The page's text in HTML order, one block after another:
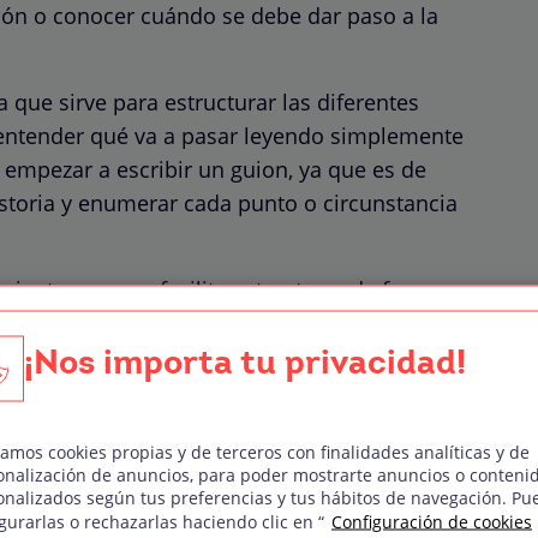
o conocer cuándo se debe dar paso a la
que sirve para estructurar las diferentes
qué va a pasar leyendo simplemente
a escribir un guion, ya que es de
y enumerar cada punto o circunstancia
que nos facilita estructurar de forma
de un programa de televisión, de radio o
También es el paso previo a la hora de
nos proporciona un esquema detallado de
¡Nos importa tu privacidad!
cookies propias y de terceros con finalidades analíticas y de
de anuncios, para poder mostrarte anuncios o
según tus preferencias y tus hábitos de navegación.
o rechazarlas haciendo clic en “ Configuración de cookies